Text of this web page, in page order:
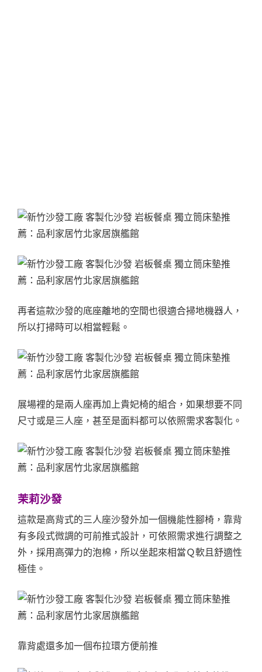
再者這款沙發的底座離地的空間也很適合掃地機器人，
所以打掃時可以相當輕鬆。
展場裡的是兩人座再加上貴妃椅的組合，如果想要不同
尺寸或是三人座，甚至是面料都可以依照需求客製化。
茉莉沙發
這款是高背式的三人座沙發外加一個機能性腳椅，靠背
有多段式微調的可前推式設計，可依照需求進行調整之
外，採用高彈力的泡棉，所以坐起來相當Ｑ軟且舒適性
極佳。
靠背處還多加一個布拉環方便前推